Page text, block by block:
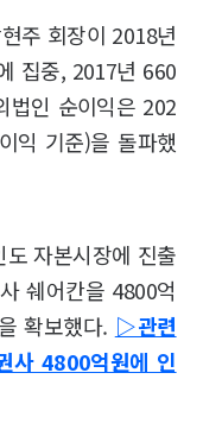
주 회장이 2018년
집중, 2017년 660
법인 순이익은 202
익 기준)을 돌파했
자본시장에 진출
쉐어칸을 4800억
확보했다. ▷관련
사 4800억원에 인